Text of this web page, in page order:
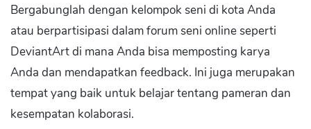
Bergabunglah dengan kelompok seni di kota Anda
atau berpartisipasi dalam forum seni online seperti
DeviantArt di mana Anda bisa memposting karya
Anda dan mendapatkan feedback. Ini juga merupakan
tempat yang baik untuk belajar tentang pameran dan
kesempatan kolaborasi.